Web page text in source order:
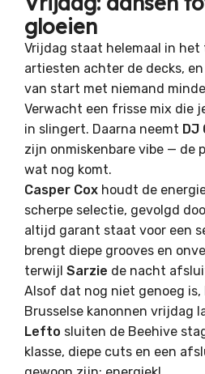
gloeien
Vrijdag staat helemaal in het
artiesten achter de decks,
van start met niemand
Verwacht een frisse mix die
in slingert. Daarna neemt DJ
zijn onmiskenbare vibe — de
wat nog komt.
Casper Cox houdt de
scherpe selectie, gevolgd
altijd garant staat voor een
brengt diepe grooves en
terwijl Sarzie de nacht
Alsof dat nog niet genoeg is,
Brusselse kanonnen vrijdag
Lefto sluiten de Beehive
klasse, diepe cuts en een